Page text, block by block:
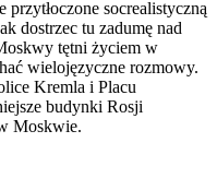
socrealistyczną
dostrzec tu zadumę nad
tętni życiem w
wielojęzyczne rozmowy.
Kremla i Placu
budynki Rosji
Moskwie.